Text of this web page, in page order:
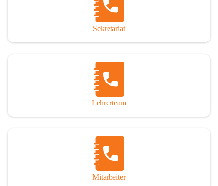
Sekretariat
Lehrerteam
Mitarbeiter